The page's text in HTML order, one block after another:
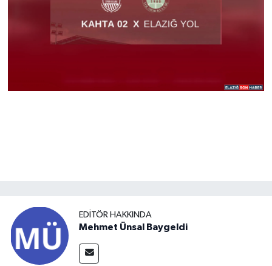
EDITÖR HAKKINDA
Mehmet Ünsal Baygeldi